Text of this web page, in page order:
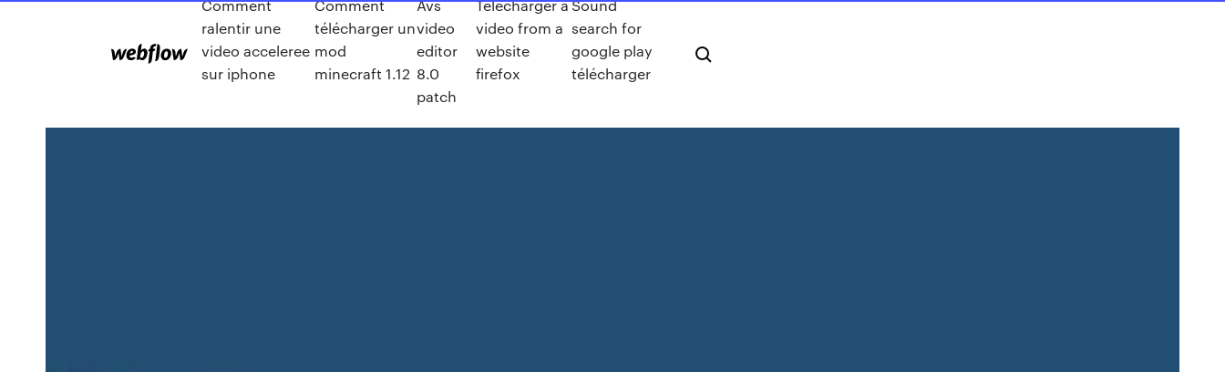
Comment
ralentir une
video acceleree
sur iphone
Comment
télécharger un
mod
minecraft 1.12
Avs
video
editor
8.0
patch
Télécharger a
video from a
website
firefox
Sound
search for
google play
télécharger